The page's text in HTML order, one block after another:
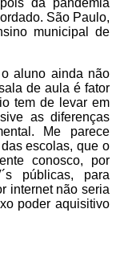
da pandemia
São Paulo,
municipal de
aluno ainda não
de aula é fator
tem de levar em
as diferenças
Me parece
escolas, que o
conosco, por
públicas, para
internet não seria
poder aquisitivo